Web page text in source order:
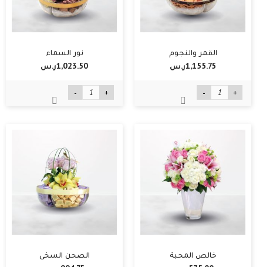
القمر والنجوم
1,155.75ر.س‏
- +
نور السماء
1,023.50ر.س‏
- +
خالص المحبة
الصحن السخي